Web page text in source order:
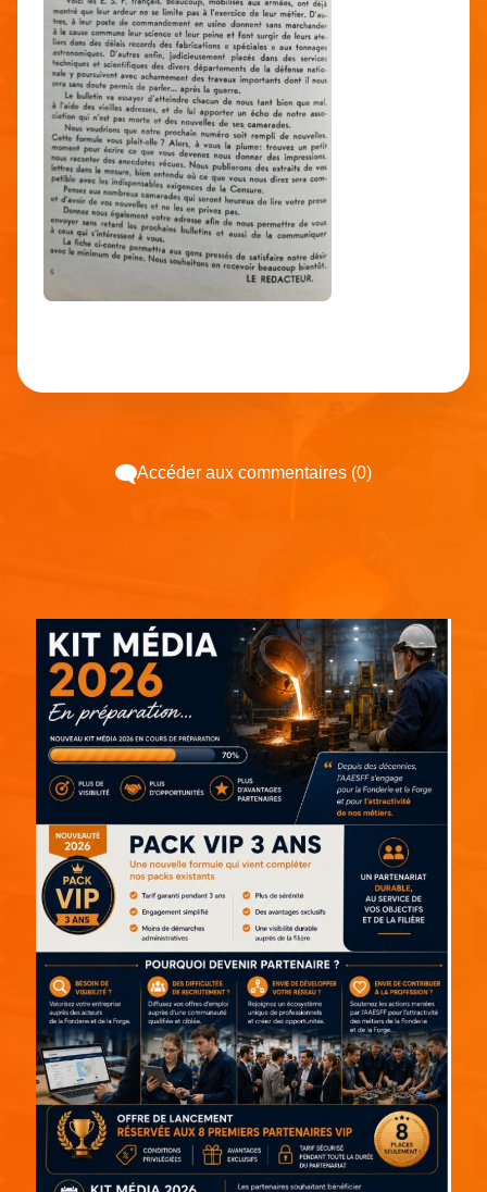
Accéder aux commentaires (0)